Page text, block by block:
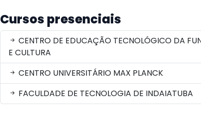
Cursos presenciais
CENTRO DE EDUCAÇÃO TECNOLÓGICO DA
E CULTURA
CENTRO UNIVERSITÁRIO MAX PLANCK
FACULDADE DE TECNOLOGIA DE INDAIATUBA